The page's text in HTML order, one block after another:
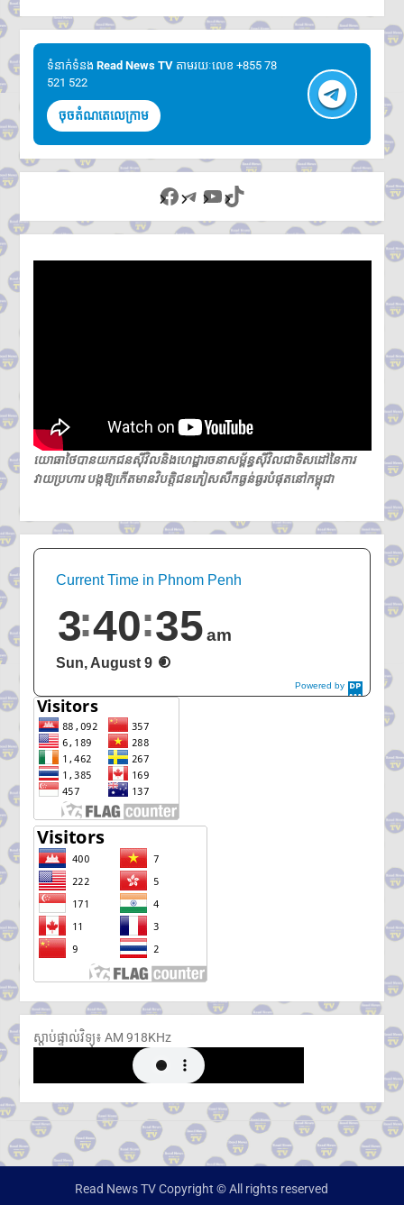
ទំនាក់ទំនង​​ Read News TV តាមរយៈលេខ +855 78
521 522
ចុចតំណតេលេក្រាម
Facebook
Telegram
YouTube
TikTok
យោធាថៃបានយកជនស៊ីវិលនិងហេដ្ឋារចនាសម្ព័ន្ធស៊ីវិលជាទិសដៅនៃការ
វាយប្រហារ បង្កឱ្យកើតមានវិបត្តិជនភៀសសឹកធ្ងន់ធ្ងរបំផុតនៅកម្ពុជា
Powered by
DaysPedia.c
Current Time in Phnom Penh
3 40 35am
Sun, August 9
ស្តាប់ផ្ទាល់វិទ្យុ៖ ​AM 918KHz
Read News TV Copyright © All rights reserved